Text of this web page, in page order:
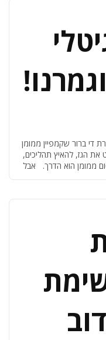
די ברור שקמפיין ממומן
הגז, להאיץ תהליכים,
ממומן הוא הדרך. אבל